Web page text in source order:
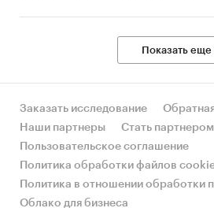
Показать еще
Заказать исследование
Наши партнеры
Стать партнером
Пользовательское соглашение
Политика обработки файлов
Политика в отношении обработки
Облако для бизнеса